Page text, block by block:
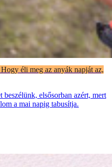
éli meg az anyák napját az,
elsősorban azért, mert
a mai napig tabusítja.